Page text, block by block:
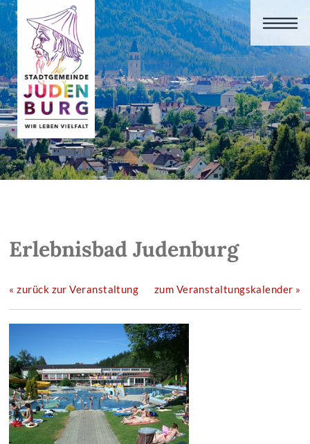
Erlebnisbad Judenburg
« zurück zur Veranstaltung zum Veranstaltungskalender »